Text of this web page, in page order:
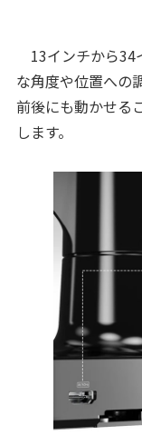
13インチから34
な角度や位置への
前後にも動かせる
します。